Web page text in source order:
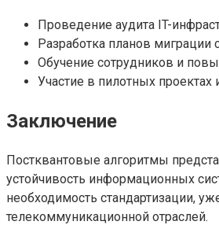
Проведение аудита IT-
Разработка планов миграции
Обучение сотрудников и
Участие в пилотных проектах
Заключение
Постквантовые алгоритмы
устойчивость информационных
необходимость стандартизации,
телекоммуникационной отраслей.